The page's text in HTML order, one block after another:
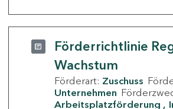
Förderrichtlinie
Wachstum
Förderart: Zuschuss
Unternehmen
Arbeitsplatzförderung